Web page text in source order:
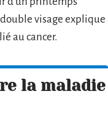
visage explique
au cancer.
la maladie